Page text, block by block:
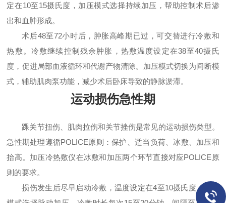
定在10至15摄氏度，加压模式选择持续加压，帮助控制术后渗
出和血肿形成。
术后48至72小时后，肿胀高峰期已过，可交替进行冷敷和
热敷。冷敷继续控制残余肿胀，热敷温度设定在38至40摄氏
度，促进局部血液循环和代谢产物清除。加压模式切换为间断模
式，辅助肌肉泵功能，减少术后卧床导致的静脉淤滞。
运动损伤急性期
踝关节扭伤、肌肉拉伤和关节挫伤是常见的运动损伤类型。
急性期处理遵循POLICE原则：保护、适当负荷、冰敷、加压和
抬高。加压冷热敷仪在冰敷和加压两个环节直接对应POLICE原
则的要求。
损伤发生后尽早启动冷敷，温度设定在4至10摄氏度，加压